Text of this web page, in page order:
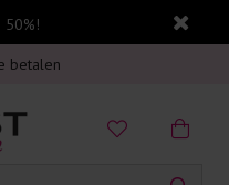
50%!
vanaf €75,-
betalen
jouw aankoop
vanaf €75,-